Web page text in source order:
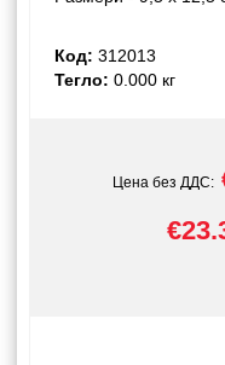
Код: 312013
Тегло: 0.000 кг
Цена без ДДС: